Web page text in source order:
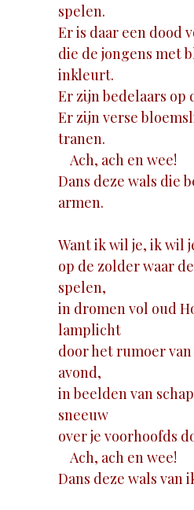
spelen.
Er is daar een dood
die de jongens met
inkleurt.
Er zijn bedelaars op
Er zijn verse
tranen.
Ach, ach en wee!
Dans deze wals die
armen.
Want ik wil je, ik wil
op de zolder waar
spelen,
in dromen vol oud
lamplicht
door het rumoer
avond,
in beelden van
sneeuw
over je voorhoofds
Ach, ach en wee!
Dans deze wals